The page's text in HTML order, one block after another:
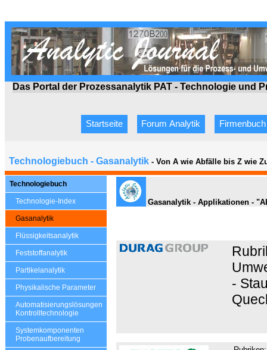
Das Portal der Prozessanalytik PAT - Technologie und
Startseite Forum Analytik Firmenbuch
Technologiebuch - Gasanalytik - Von A wie Abfälle bis Z wie
Technologiebuch
Technologie-Index
Gasanalytik
Flüssigkeitsanalytik
Feststoffanalytik
Partikelanalytik
Physikalische Parameter
Automatisierungslösungen
Kontrolltechnologie
Systemkomponenten
Probenaufbereitung
Gasanalytik - Applikationen -
-